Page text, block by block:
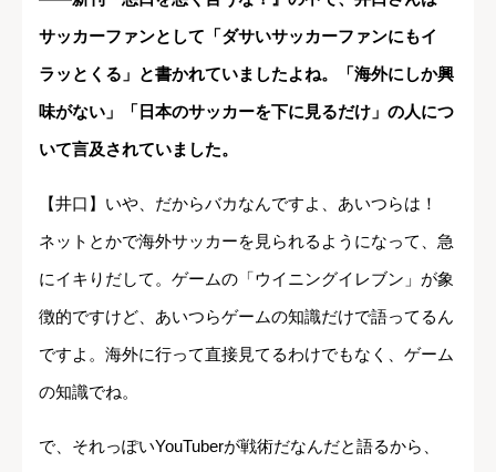
サッカーファンとして「ダサいサッカーファンにもイ
ラッとくる」と書かれていましたよね。「海外にしか興
味がない」「日本のサッカーを下に見るだけ」の人につ
いて言及されていました。
【井口】いや、だからバカなんですよ、あいつらは！
ネットとかで海外サッカーを見られるようになって、急
にイキりだして。ゲームの「ウイニングイレブン」が象
徴的ですけど、あいつらゲームの知識だけで語ってるん
ですよ。海外に行って直接見てるわけでもなく、ゲーム
の知識でね。
で、それっぽいYouTuberが戦術だなんだと語るから、